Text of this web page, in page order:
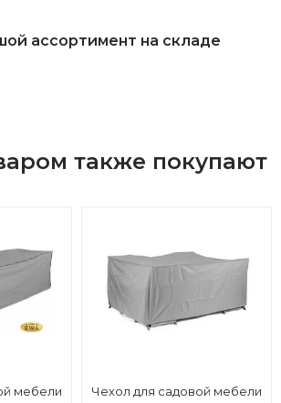
ассортимент на складе
также покупают
мебели
Чехол для садовой мебели